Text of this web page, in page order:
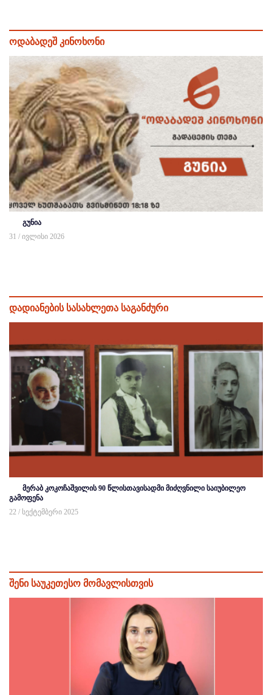
ოდაბადეშ კინოხონი
გუნია
31 / ივლისი 2026
დადიანების სასახლეთა საგანძური
მერაბ კოკოჩაშვილის 90 წლისთავისადმი მიძღვნილი საიუბილეო
გამოფენა
22 / სექტემბერი 2025
შენი საუკეთესო მომავლისთვის